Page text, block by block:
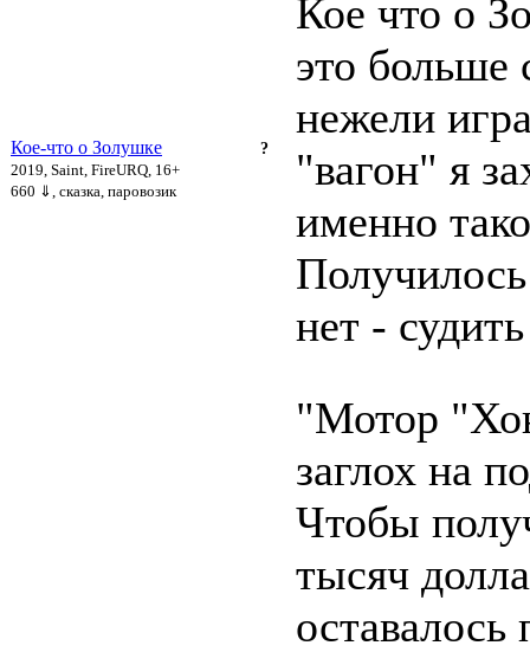
?
Кое-что о Золушке
2019, Saint, FireURQ, 16+
660 ⇓ , сказка, паровозик
Кое что о
это больше
нежели
"вагон" я
именно
нет -
"Мотор
заглох на
Чтобы
тысяч
оставалось